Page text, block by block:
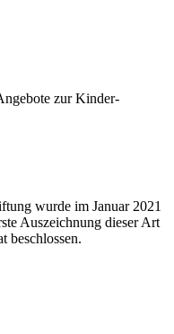
zur Kinder-
wurde im Januar 2021
Auszeichnung dieser Art
beschlossen.